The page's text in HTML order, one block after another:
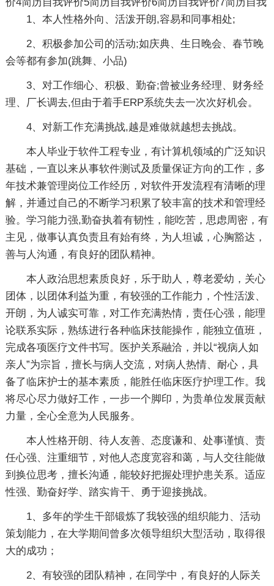
1、本人性格外向、活泼开朗,容易和同事相处;
2、积极参加公司的活动;如庆典、生日晚会、春节晚
会等都有参加(跳舞、小品)
3、对工作细心、积极、勤奋;曾被业务经理、财务经
理、厂长调去,但由于着手ERP系统失去一次次好机会。
4、对新工作充满挑战,越是难做就越想去挑战。
本人毕业于软件工程专业，有计算机领域的广泛知识
基础，一直以来从事软件测试及质量保证方向的工作，多
年技术兼管理岗位工作经历，对软件开发流程有清晰的理
解，并通过自己的不断学习积累了较丰富的技术和管理经
验。学习能力强,勤奋执着有韧性，能吃苦，思虑周密，有
主见，做事认真负责且有始有终，为人坦诚，心胸豁达，
善与人沟通，有良好的团队精神。
本人政治思想素质良好，乐于助人，尊老爱幼，关心
团体，以团体利益为重，有较强的工作能力，个性活泼、
开朗，为人诚实可靠，对工作充满热情，责任心强，能理
论联系实际，熟练进行各种临床技能操作，能独立值班，
完成各项医疗文件书写。医护关系融洽，并以“视病人如
亲人”为宗旨，擅长与病人交流，对病人热情、耐心，具
备了临床护士的基本素质，能胜任临床医疗护理工作。我
将尽心尽力做好工作，一步一个脚印，为贵单位发展贡献
力量，全心全意为人民服务。
本人性格开朗、待人友善、态度谦和、处事谨慎、责
任心强、注重细节，对他人态度宽容和蔼，与人交往能做
到换位思考，擅长沟通，能较好把握处理护患关系。适应
性强、勤奋好学、踏实肯干、勇于迎接挑战。
1、多年的学生干部锻炼了我较强的组织能力、活动
策划能力，在大学期间曾多次领导组织大型活动，取得很
大的成功；
2、有较强的团队精神，在同学中，有良好的人际关